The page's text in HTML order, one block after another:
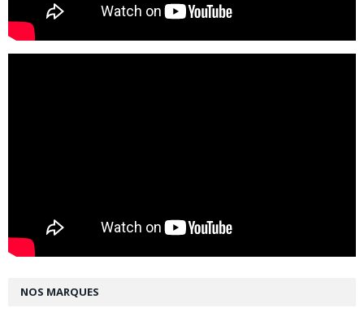
NOS MARQUES